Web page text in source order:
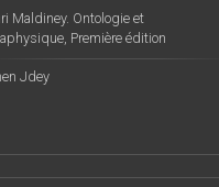
Maldiney. Ontologie et
Première édition
Jdey